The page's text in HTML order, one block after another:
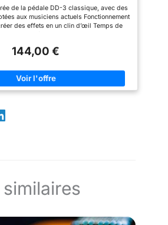
de la pédale DD-3 classique, avec des
aux musiciens actuels Fonctionnement
des effets en un clin d’œil Temps de
externe Réglage Short Loop pour créer
envoyer sons sec et avec effet vers
Main et Direct désormais du même
pédale La garantie 5 ans BOSS
144,00 €